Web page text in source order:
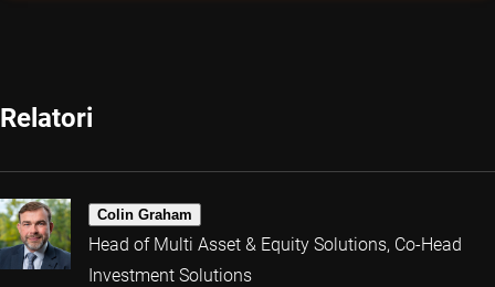
Relatori
Colin Graham
Head of Multi Asset & Equity Solutions, Co-Head
Investment Solutions